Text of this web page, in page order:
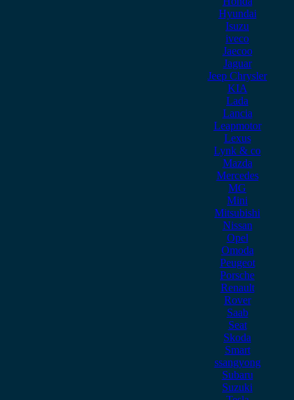
Hyundai
Isuzu
iveco
Jaecoo
Jaguar
Jeep Chrysler
KIA
Lada
Lancia
Leapmotor
Lexus
Lynk & co
Mazda
Mercedes
MG
Mini
Mitsubishi
Nissan
Opel
Omoda
Peugeot
Porsche
Renault
Rover
Saab
Seat
Skoda
Smart
ssangyong
Subaru
Suzuki